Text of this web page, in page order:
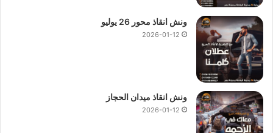
ونش انقاذ محور 26 يوليو
2026-01-12
ونش انقاذ ميدان الحجاز
2026-01-12